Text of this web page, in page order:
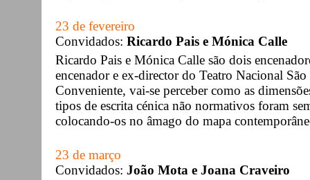
23 de fevereiro
Convidados: Ricardo Pais e Mónica Calle
Ricardo Pais e Mónica Calle são dois
encenador e ex-director do Teatro Nacional São
Conveniente, vai-se perceber como as
tipos de escrita cénica não normativos foram
colocando-os no âmago do mapa
23 de março
Convidados: João Mota e Joana Craveiro